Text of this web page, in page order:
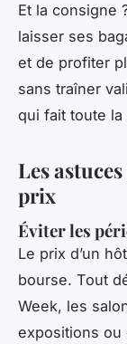
Et la consigne
laisser ses
et de profiter
sans traîner
qui fait toute
Les
prix
Éviter les
Le prix d’un
bourse. Tout
Week, les
expositions ou